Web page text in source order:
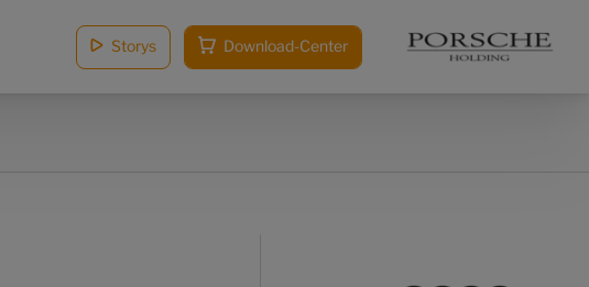
Storys Download-Center